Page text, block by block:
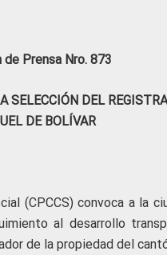
de Prensa Nro. 873
SELECCIÓN DEL
DE BOLÍVAR
(CPCCS) convoca a la
al desarrollo
de la propiedad del